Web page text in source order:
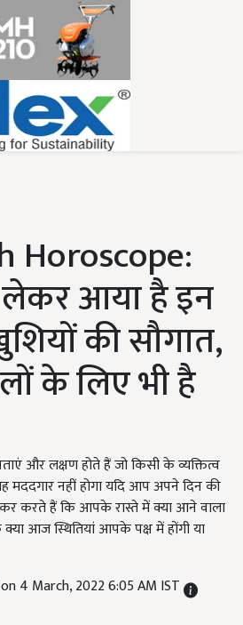
Horoscope:
लेकर आया है इन
की सौगात,
के लिए भी है
और लक्षण होते हैं जो किसी के व्यक्तित्व
मददगार नहीं होगा यदि आप अपने दिन की
करते हैं कि आपके रास्ते में क्या आने वाला
आज स्थितियां आपके पक्ष में होंगी या
4 March, 2022 6:05 AM IST